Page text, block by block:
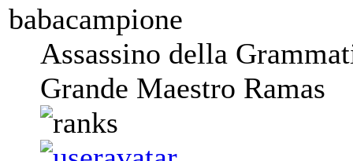
babacampione
Assassino della
Grande Maestro Ramas